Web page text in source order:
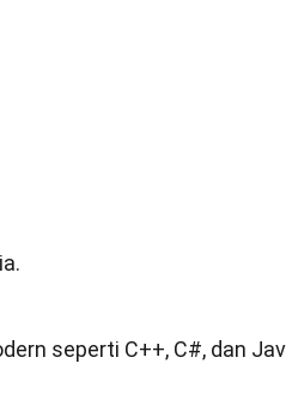
seperti C++, C#, dan